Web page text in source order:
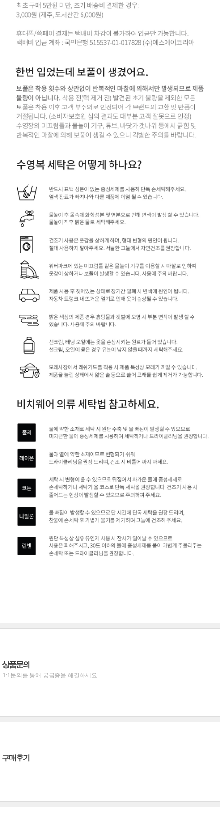
상품문의
1:1문의를 통해 궁금증을 해결하세요.
구매후기